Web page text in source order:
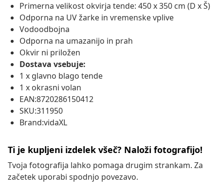
Primerna velikost okvirja tende: 450 x 350 cm (D x Š)
Odporna na UV žarke in vremenske vplive
Vodoodbojna
Odporna na umazanijo in prah
Okvir ni priložen
Dostava vsebuje:
1 x glavno blago tende
1 x okrasni volan
EAN:8720286150412
SKU:311950
Brand:vidaXL
Ti je kupljeni izdelek všeč? Naloži fotografijo!
Tvoja fotografija lahko pomaga drugim strankam. Za
začetek uporabi spodnjo povezavo.